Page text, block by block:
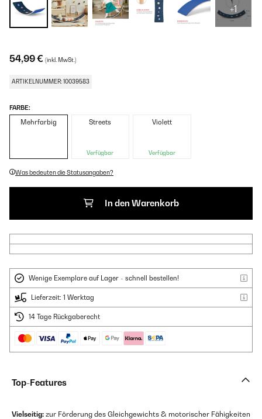
+1
54,99 € (inkl. MwSt.)
ARTIKELNUMMER: 10039583
FARBE:
Mehrfarbig Streets
Verfügbar
Violett
Verfügbar
Was bedeuten die Statusangaben?
In den Warenkorb
Wenige Exemplare auf Lager - schnell bestellen!
Lieferzeit: 1 Werktag
14 Tage Rückgaberecht
Top-Features
Vielseitig: zur Förderung des Gleichgewichts & motorischer Fähigkeiten